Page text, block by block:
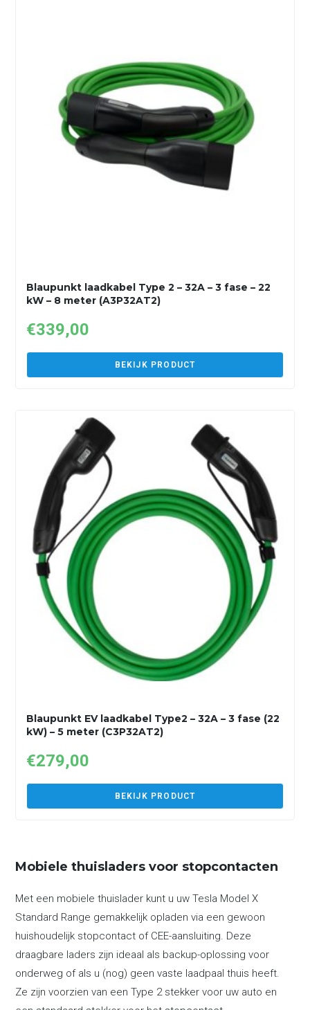
Blaupunkt laadkabel Type 2 – 32A – 3 fase – 22
kW – 8 meter (A3P32AT2)
€339,00
BEKIJK PRODUCT
Blaupunkt EV laadkabel Type2 – 32A – 3 fase (22
kW) – 5 meter (C3P32AT2)
€279,00
BEKIJK PRODUCT
Mobiele thuisladers voor stopcontacten
Met een mobiele thuislader kunt u uw Tesla Model X
Standard Range gemakkelijk opladen via een gewoon
huishoudelijk stopcontact of CEE-aansluiting. Deze
draagbare laders zijn ideaal als backup-oplossing voor
onderweg of als u (nog) geen vaste laadpaal thuis heeft.
Ze zijn voorzien van een Type 2 stekker voor uw auto en